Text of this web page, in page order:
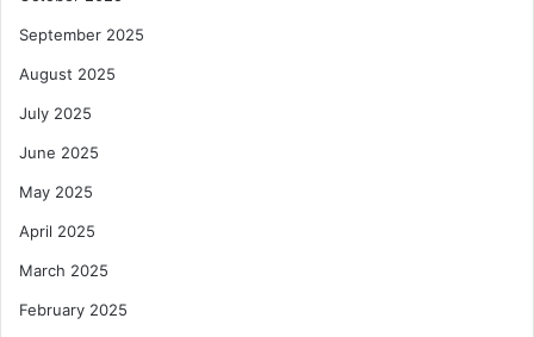
September 2025
August 2025
July 2025
June 2025
May 2025
April 2025
March 2025
February 2025